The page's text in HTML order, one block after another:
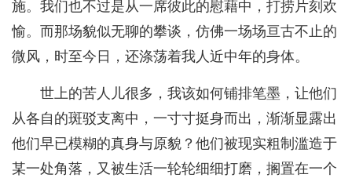
施。我们也不过是从一席彼此的慰藉中，打捞片刻欢
愉。而那场貌似无聊的攀谈，仿佛一场场亘古不止的
微风，时至今日，还涤荡着我人近中年的身体。
世上的苦人儿很多，我该如何铺排笔墨，让他们
从各自的斑驳支离中，一寸寸挺身而出，渐渐显露出
他们早已模糊的真身与原貌？他们被现实粗制滥造于
某一处角落，又被生活一轮轮细细打磨，搁置在一个